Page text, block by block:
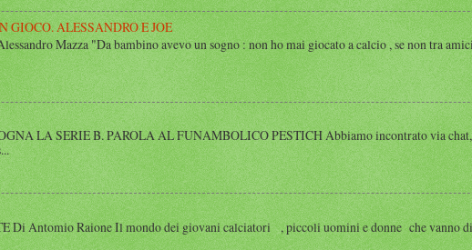
GIOCO. ALESSANDRO E JOE
Mazza "Da bambino avevo un sogno : non ho mai giocato a calcio , se non tra
LA SERIE B. PAROLA AL FUNAMBOLICO PESTICH Abbiamo incontrato via chat,
Di Antomio Raione Il mondo dei giovani calciatori , piccoli uomini e donne che vanno